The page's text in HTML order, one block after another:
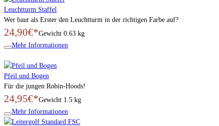
Leuchtturm Staffel
Wer baut als Erster den Leuchtturm in der richtigen Farbe auf?
24,90€*Gewicht 0.63 kg
Mehr Informationen
Pfeil und Bogen
Für die jungen Robin-Hoods!
24,95€*Gewicht 1.5 kg
Mehr Informationen